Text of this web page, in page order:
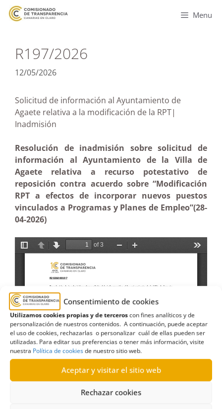
Consentimiento de cookies
Utilizamos cookies propias y de terceroscon fines analíticos y de
personalización de nuestros contenidos. A continuación, puede aceptar
el uso de cookies, rechazarlas o personalizar cuál de ellas pueden ser
utilizadas. Para editar sus preferencias o tener más información, visite
nuestra Política de cookiesde nuestro sitio web.
Aceptar y visitar el sitio web
Rechazar cookies
Menu
R197/2026
12/05/2026
Solicitud de información al Ayuntamiento de
Agaete relativa a la modificación de la RPT|
Inadmisión
Resolución de inadmisión sobre solicitud de
información al Ayuntamiento de la Villa de
Agaete relativa a recurso potestativo de
reposición contra acuerdo sobre “Modificación
RPT a efectos de incorporar nuevos puestos
vinculados a Programas y Planes de Empleo”(28-
04-2026)